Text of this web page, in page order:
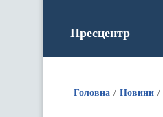
Пресцентр
Головна Новини